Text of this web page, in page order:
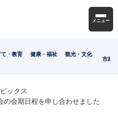
メニュー
て・教育 健康・福祉
観光・文化
市政
ックス
会期日程を申し合わせました